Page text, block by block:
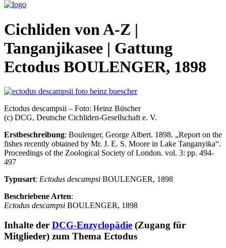
Cichliden von A-Z |
Tanganjikasee | Gattung
Ectodus BOULENGER, 1898
Ectodus descampsii – Foto: Heinz Büscher
(c) DCG, Deutsche Cichliden-Gesellschaft e. V.
Erstbeschreibung: Boulenger, George Albert. 1898. „Report on the
fishes recently obtained by Mr. J. E. S. Moore in Lake Tanganyika“.
Proceedings of the Zoological Society of London. vol. 3: pp. 494-
497
Typusart: Ectodus descampsi BOULENGER, 1898
Beschriebene Arten:
Ectodus descampsi BOULENGER, 1898
Inhalte der DCG-Enzyclopädie (Zugang für
Mitglieder) zum Thema Ectodus